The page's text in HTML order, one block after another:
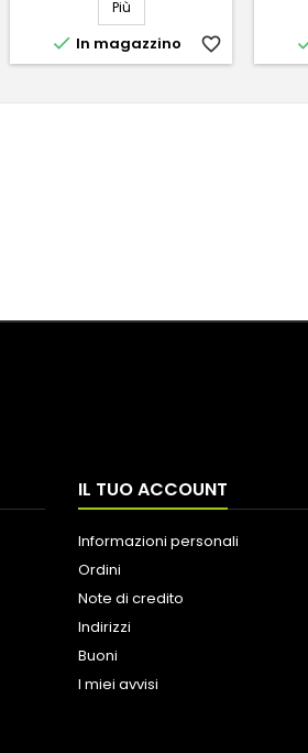
Più
 In magazzino favorite_border
IL TUO ACCOUNT
Informazioni personali
Ordini
Note di credito
Indirizzi
Buoni
I miei avvisi